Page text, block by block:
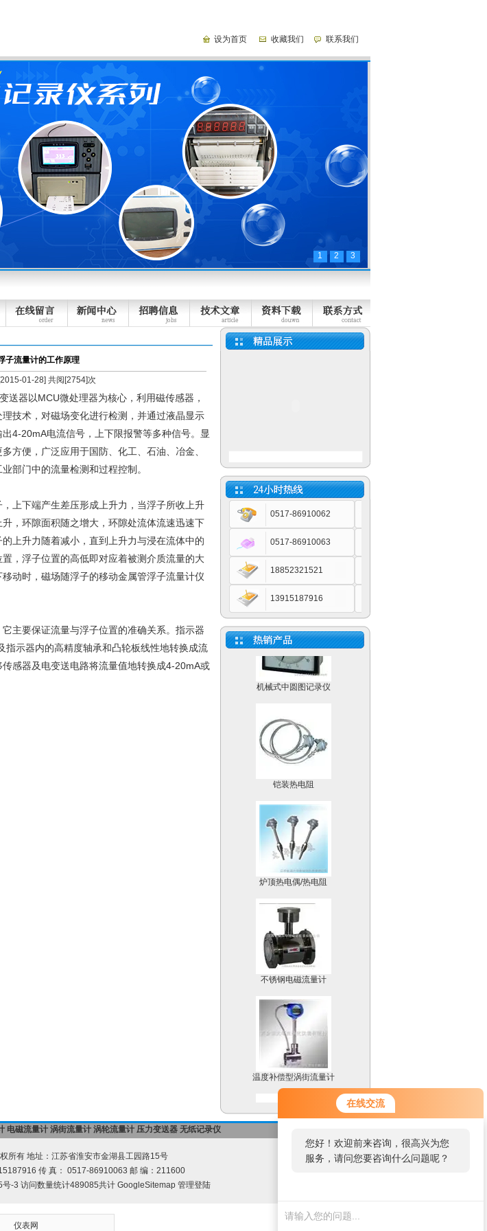
在线交流
您好！欢迎前来咨询，很高兴为您
服务，请问您要咨询什么问题呢？
设为首页 收藏我们 联系我们
1 2 3
子流量计的工作原理
01-28] 共阅[2754]次
器以MCU微处理器为核心，利用磁传感器，
技术，对磁场变化进行检测，并通过液晶显示
4-20mA电流信号，上下限报警等多种信号。显
方便，广泛应用于国防、化工、石油、冶金、
部门中的流量检测和过程控制。
下端产生差压形成上升力，当浮子所收上升
，环隙面积随之增大，环隙处流体流速迅速下
上升力随着减小，直到上升力与浸在流体中的
，浮子位置的高低即对应着被测介质流量的大
动时，磁场随浮子的移动金属管浮子流量计仪
要保证流量与浮子位置的准确关系。指示器
指示器内的高精度轴承和凸轮板线性地转换成流
感器及电变送电路将流量值地转换成4-20mA或
0517-86910062
0517-86910063
18852321521
13915187916
蓝屏通用型无纸记录仪
机械式中圆图记录仪
炉顶热电偶/热电阻
不锈钢电磁流量计
温度补偿型涡街流量计
金属管浮子流量计
电磁流量计 涡街流量计 涡轮流量计 压力变送器 无纸记录仪
所有 地址：江苏省淮安市金湖县工园路15号
传 真： 0517-86910063 邮 编：211600
号-3 访问数量统计489085共计 GoogleSitemap 管理登陆
仪表网